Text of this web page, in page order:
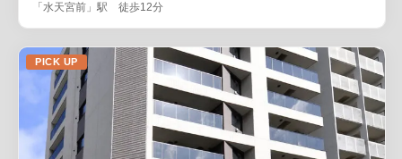
「水天宮前」駅 徒歩12分
PICK UP